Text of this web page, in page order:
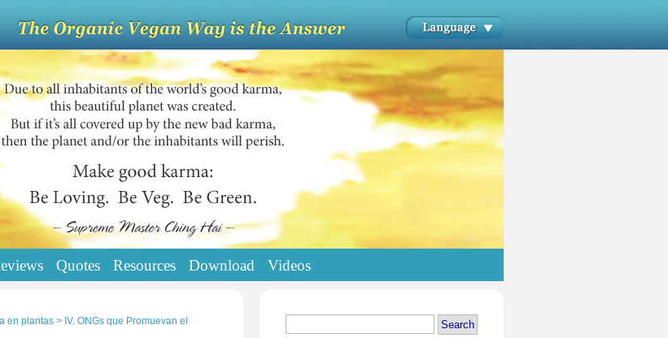
Quotes Resources Download Videos
plantas > IV. ONGs que Promuevan el